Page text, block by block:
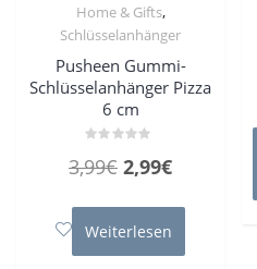
Home & Gifts,
Schlüsselanhänger
Pusheen Gummi-
Schlüsselanhänger Pizza
6 cm
mit
5
3,99€ Ursprünglicher
war:
3,99€
2,99€Aktueller
2,99€.
Weiterlesen